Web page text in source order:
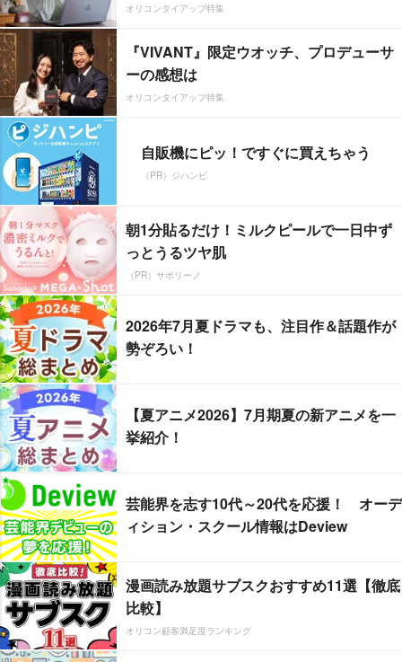
オリコンタイアップ特集
『VIVANT』限定ウオッチ、プロデューサ
ーの感想は
オリコンタイアップ特集
自販機にピッ！ですぐに買えちゃう
（PR）ジハンピ
朝1分貼るだけ！ミルクピールで一日中ず
っとうるツヤ肌
（PR）サボリーノ
2026年7月夏ドラマも、注目作＆話題作が
勢ぞろい！
【夏アニメ2026】7月期夏の新アニメを一
挙紹介！
芸能界を志す10代～20代を応援！ オーデ
ィション・スクール情報はDeview
漫画読み放題サブスクおすすめ11選【徹底
比較】
オリコン顧客満足度ランキング